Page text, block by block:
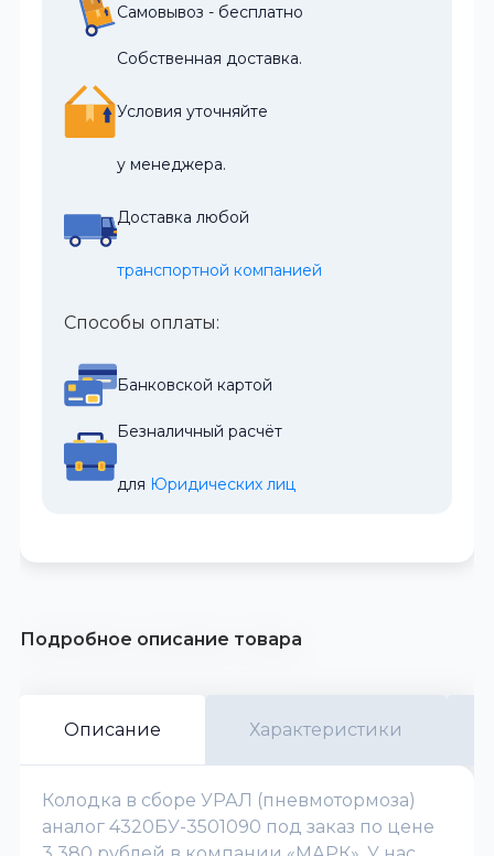
Самовывоз - бесплатно
Собственная доставка.
Условия уточняйте
у менеджера.
Доставка любой
транспортной компанией
Способы оплаты:
Банковской картой
Безналичный расчёт
для Юридических лиц
Подробное описание товара
Описание Характеристики
Колодка в сборе УРАЛ (пневмотормоза)
аналог 4320БУ-3501090 под заказ по цене